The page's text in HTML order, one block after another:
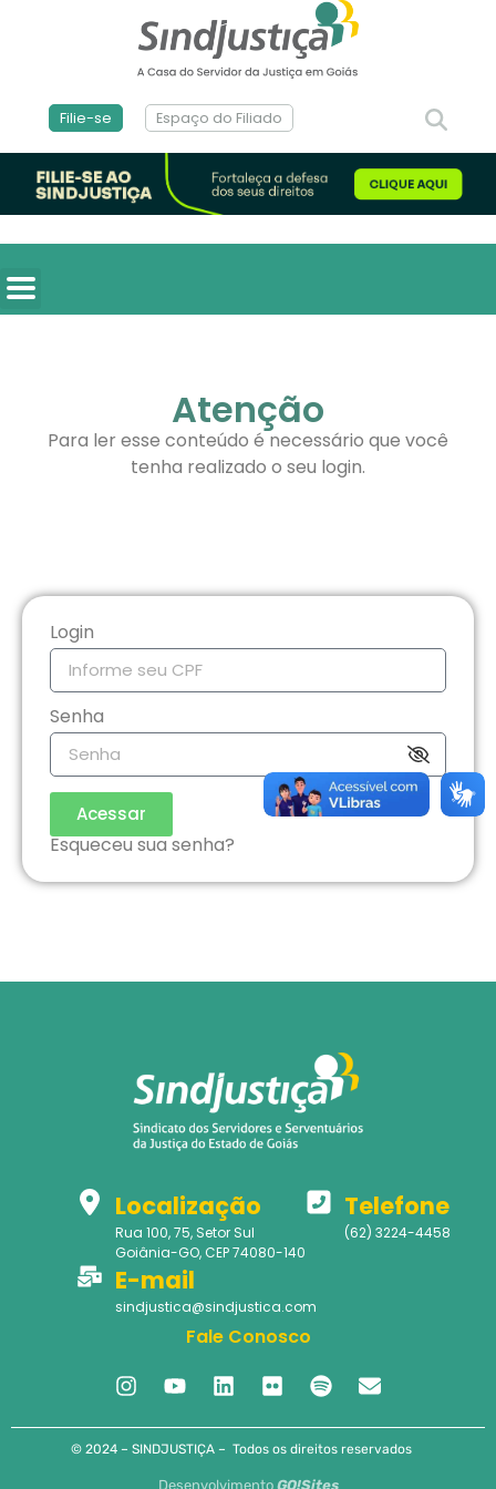
Filie-se Espaço do Filiado
Atenção
Para ler esse conteúdo é necessário que você
tenha realizado o seu login.
Login
Senha
Acessar
Esqueceu sua senha?
Localização
Rua 100, 75, Setor Sul
Goiânia-GO, CEP 74080-140
Telefone
(62) 3224-4458
E-mail
sindjustica@sindjustica.com
Fale Conosco
© 2024 – SINDJUSTIÇA – Todos os direitos reservados
Desenvolvimento GO!Sites